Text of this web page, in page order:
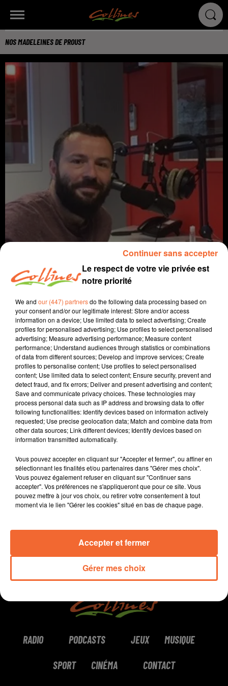
NOS MADELEINES DE PROUST
coaching
30 mars 2021 - 7 min 19 sec
NOS MADELEINES DE PROUST
David Puaud
La voie(x) d'Alban
Alban est coach et formateur au sein d'Artic Coaching
à Bressuire.
0:00 7 min 19 sec
RADIO PODCASTS JEUX MUSIQUE
SPORT CINÉMA CONTACT
Le respect de votre vie privée est
notre priorité
We and our (447) partnersdo the following data processing based on
your consent and/or our legitimate interest: Store and/or access
information on a device; Use limited data to select advertising; Create
profiles for personalised advertising; Use profiles to select personalised
advertising; Measure advertising performance; Measure content
performance; Understand audiences through statistics or combinations
of data from different sources; Develop and improve services; Create
profiles to personalise content; Use profiles to select personalised
content; Use limited data to select content; Ensure security, prevent and
detect fraud, and fix errors; Deliver and present advertising and content;
Save and communicate privacy choices. These technologies may
process personal data such as IP address and browsing data to offer
following functionalities: Identify devices based on information actively
requested; Use precise geolocation data; Match and combine data from
other data sources; Link different devices; Identify devices based on
information transmitted automatically.
Vous pouvez accepter en cliquant sur "Accepter et fermer", ou affiner en
sélectionnant les finalités et/ou partenaires dans "Gérer mes choix".
Vous pouvez également refuser en cliquant sur "Continuer sans
accepter". Vos préférences ne s'appliqueront que pour ce site. Vous
pouvez mettre à jour vos choix, ou retirer votre consentement à tout
moment via le lien "Gérer les cookies" situé en bas de chaque page.
Gérer mes choix
Accepter et fermer
Continuer sans accepter